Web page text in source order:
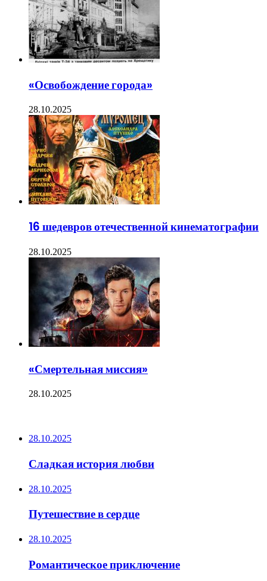
«Освобождение города»
28.10.2025
16 шедевров отечественной кинематографии
28.10.2025
«Смертельная миссия»
28.10.2025
28.10.2025
Сладкая история любви
28.10.2025
Путешествие в сердце
28.10.2025
Романтическое приключение